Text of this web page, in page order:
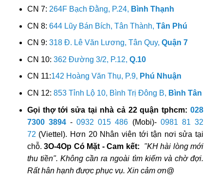
CN 7: 264F Bạch Đằng, P.24, Bình Thạnh
CN 8: 644 Lũy Bán Bích, Tân Thành, Tân Phú
CN 9: 318 Đ. Lê Văn Lương, Tân Quy, Quận 7
CN 10: 362 Đường 3/2, P.12, Q.10
CN 11:142 Hoàng Văn Thụ, P.9, Phú Nhuận
CN 12: 853 Tỉnh Lộ 10, Bình Trị Đông B, Bình Tân
Gọi thợ tới sửa tại nhà cả 22 quận tphcm: 028
7300 3894-0932 015 486 (Mobi)- 0981 81 32
72 (Viettel). Hơn 20 Nhân viên tới tận nơi sửa tại
chỗ.3O-4Op Có Mặt - Cam kết:
"KH hài lòng mới
thu tiền". Không cần ra ngoài tìm kiếm và chờ đợi.
Rất hân hạnh được phục vụ. Xin cảm ơn@